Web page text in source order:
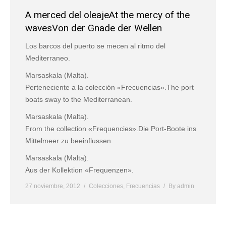
A merced del oleajeAt the mercy of the
wavesVon der Gnade der Wellen
Los barcos del puerto se mecen al ritmo del
Mediterraneo.
Marsaskala (Malta).
Perteneciente a la colección «Frecuencias».The port
boats sway to the Mediterranean.
Marsaskala (Malta).
From the collection «Frequencies».Die Port-Boote ins
Mittelmeer zu beeinflussen.
Marsaskala (Malta).
Aus der Kollektion «Frequenzen».
27 noviembre, 2012 Colecciones, Frecuencias By admin